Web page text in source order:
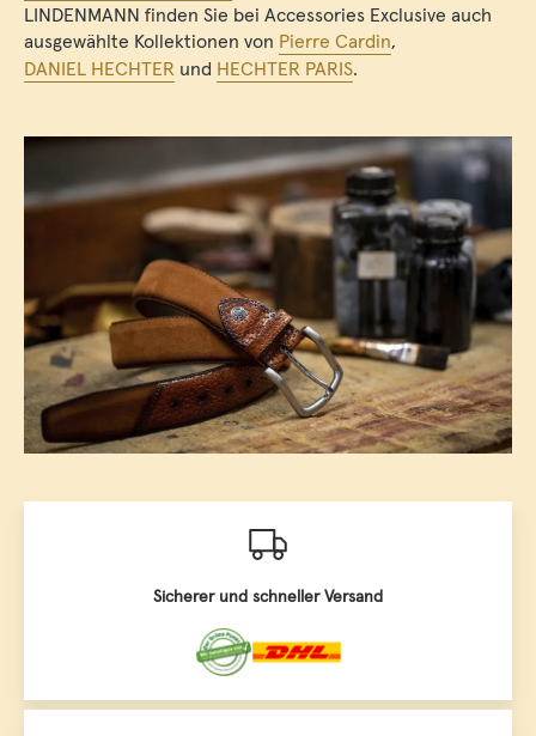
LINDENMANN finden Sie bei Accessories Exclusive auch
ausgewählte Kollektionen von Pierre Cardin,
DANIEL HECHTER und HECHTER PARIS.
Sicherer und schneller Versand